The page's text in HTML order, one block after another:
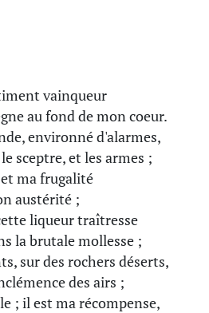
vainqueur
au fond de mon coeur.
environné d'alarmes,
sceptre, et les armes ;
ma frugalité
austérité ;
liqueur traîtresse
la brutale mollesse ;
sur des rochers déserts,
des airs ;
; il est ma récompense,